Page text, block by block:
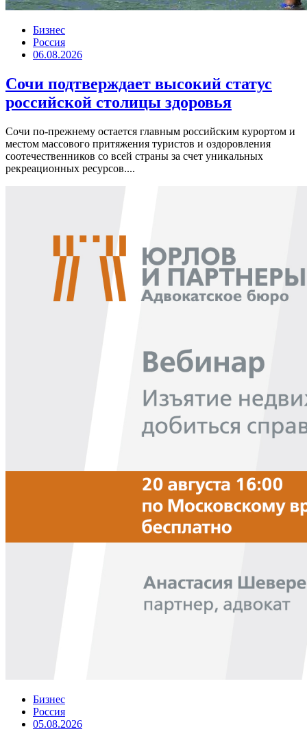
Бизнес
Россия
06.08.2026
Сочи подтверждает высокий статус
российской столицы здоровья
Сочи по-прежнему остается главным российским курортом и
местом массового притяжения туристов и оздоровления
соотечественников со всей страны за счет уникальных
рекреационных ресурсов....
Бизнес
Россия
05.08.2026